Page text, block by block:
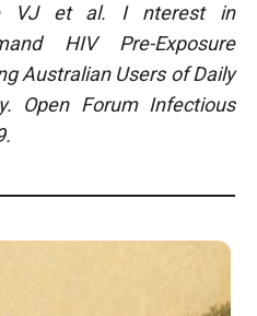
VJ et al. I
nterest in
HIV Pre-Exposure
Australian Users of Daily
Open Forum Infectious